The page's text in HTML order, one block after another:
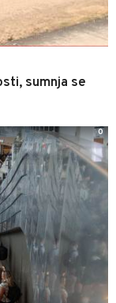
sumnja se
0